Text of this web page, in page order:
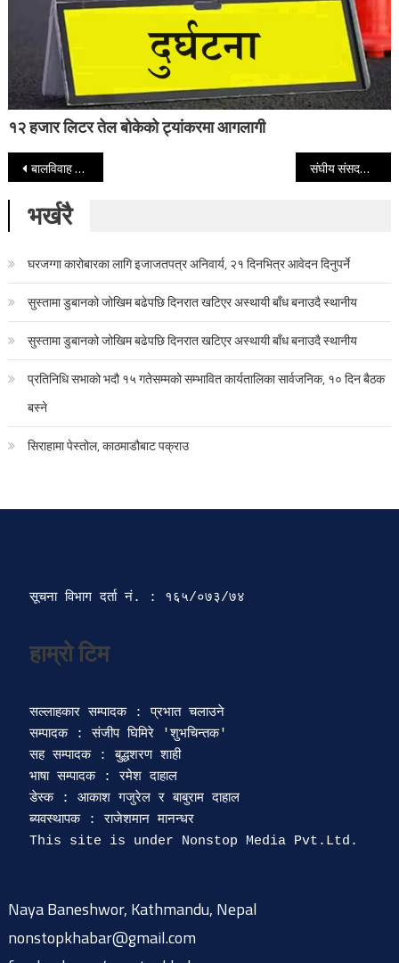
१२ हजार लिटर तेल बोकेको ट्यांकरमा आगलागी
Post navigation
बालविवाह धेरै हुने मुलुकमध्ये नेपाल विश्वकै शीर्ष स्थानमा संघीय संसदमा दर्ता गराएको गुठी प्राधिकरण विधेयक जलाइयो (भिडियो सहित )
भर्खरै
घरजग्गा कारोबारका लागि इजाजतपत्र अनिवार्य, २१ दिनभित्र आवेदन दिनुपर्ने
सुस्तामा डुबानको जोखिम बढेपछि दिनरात खटिएर अस्थायी बाँध बनाउदै स्थानीय
सुस्तामा डुबानको जोखिम बढेपछि दिनरात खटिएर अस्थायी बाँध बनाउदै स्थानीय
प्रतिनिधि सभाको भदौ १५ गतेसम्मको सम्भावित कार्यतालिका सार्वजनिक, १० दिन बैठक
बस्ने
सिराहामा पेस्तोल, काठमाडौबाट पक्राउ
सूचना विभाग दर्ता‍ नं. : १६५/०७३/७४
हाम्रो टिम
सल्लाहकार सम्पादक : प्रभात चलाउने
सम्पादक : संजीप घिमिरे 'शुभचिन्तक'
सह सम्पादक : बुद्धशरण शाही
भाषा सम्पादक : रमेश दाहाल
डेस्क : आकाश गजुरेल र बाबुराम दाहाल
ब्यवस्थापक : राजेशमान मानन्धर
Naya Baneshwor, Kathmandu, Nepal
nonstopkhabar@gmail.com